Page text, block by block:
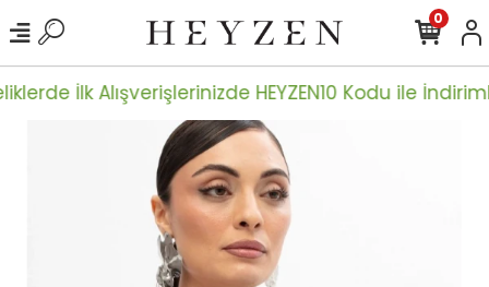
İlk Alışverişlerinizde HEYZEN10 Kodu ile
0